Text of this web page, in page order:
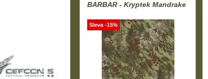
BARBAR - Kryptek Mandrake
Sleva -15%